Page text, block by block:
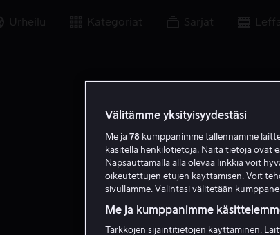
Urheilu Kategoriat Sarjat
Välitämme yksityisyydestäsi
Me ja 78 kumppanimme tallennamme
käsitellä henkilötietoja. Näitä tietoja ovat
Napsauttamalla alla olevaa linkkiä voit
oikeutettujen etujen käyttämisen. Voit
sivullamme. Valintasi välitetään
Me ja kumppanimme
Tarkkojen sijaintitietojen käyttäminen.